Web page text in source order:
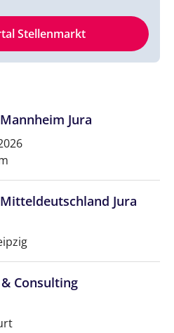
Stellenmarkt
Jura
Jura
Consulting